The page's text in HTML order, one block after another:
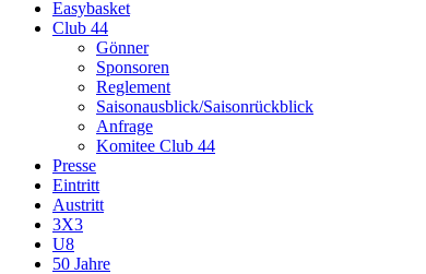
Easybasket
Club 44
Gönner
Sponsoren
Reglement
Saisonausblick/Saisonrückblick
Anfrage
Komitee Club 44
Presse
Eintritt
Austritt
3X3
U8
50 Jahre